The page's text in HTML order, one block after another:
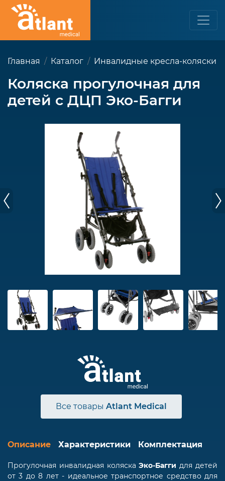
Главная Каталог Инвалидные кресла-коляски
Коляска прогулочная для
детей с ДЦП Эко-Багги
Все товары Atlant Medical
Описание Характеристики Комплектация
Прогулочная инвалидная коляскаЭко-Багги для детей
от 3 до 8 лет - идеальное транспортное средство для